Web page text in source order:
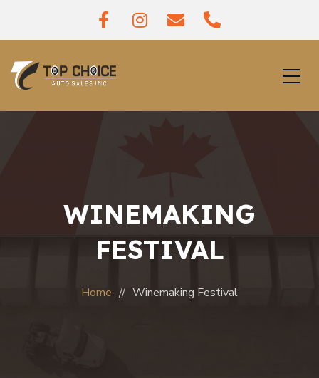
WINEMAKING
FESTIVAL
Home Winemaking Festival